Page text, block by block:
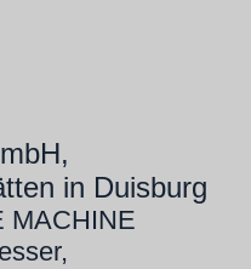
in Duisburg
MACHINE